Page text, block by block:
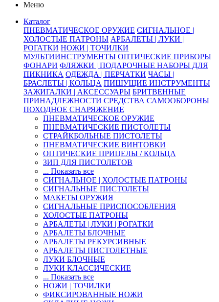
Меню
Каталог
ПНЕВМАТИЧЕСКОЕ ОРУЖИЕ СИГНАЛЬНОЕ |
ХОЛОСТЫЕ ПАТРОНЫ АРБАЛЕТЫ | ЛУКИ |
РОГАТКИ НОЖИ | ТОЧИЛКИ
МУЛЬТИИНСТРУМЕНТЫ ОПТИЧЕСКИЕ ПРИБОРЫ
ФОНАРИ ФЛЯЖКИ | ПОДАРОЧНЫЕ НАБОРЫ ДЛЯ
ПИКНИКА ОДЕЖДА | ПЕРЧАТКИ ЧАСЫ |
БРАСЛЕТЫ | КОЛЬЦА ПИШУЩИЕ ИНСТРУМЕНТЫ
ЗАЖИГАЛКИ | АКСЕССУАРЫ БРИТВЕННЫЕ
ПРИНАДЛЕЖНОСТИ СРЕДСТВА САМООБОРОНЫ
ПОХОДНОЕ СНАРЯЖЕНИЕ
ПНЕВМАТИЧЕСКОЕ ОРУЖИЕ
ПНЕВМАТИЧЕСКИЕ ПИСТОЛЕТЫ
СТРАЙКБОЛЬНЫЕ ПИСТОЛЕТЫ
ПНЕВМАТИЧЕСКИЕ ВИНТОВКИ
ОПТИЧЕСКИЕ ПРИЦЕЛЫ / КОЛЬЦА
ЗИП ДЛЯ ПИСТОЛЕТОВ
... Показать все
СИГНАЛЬНОЕ | ХОЛОСТЫЕ ПАТРОНЫ
СИГНАЛЬНЫЕ ПИСТОЛЕТЫ
МАКЕТЫ ОРУЖИЯ
СИГНАЛЬНЫЕ ПРИСПОСОБЛЕНИЯ
ХОЛОСТЫЕ ПАТРОНЫ
АРБАЛЕТЫ | ЛУКИ | РОГАТКИ
АРБАЛЕТЫ БЛОЧНЫЕ
АРБАЛЕТЫ РЕКУРСИВНЫЕ
АРБАЛЕТЫ ПИСТОЛЕТНЫЕ
ЛУКИ БЛОЧНЫЕ
ЛУКИ КЛАССИЧЕСКИЕ
... Показать все
НОЖИ | ТОЧИЛКИ
ФИКСИРОВАННЫЕ НОЖИ